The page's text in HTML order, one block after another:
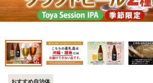
おすすめ自治体